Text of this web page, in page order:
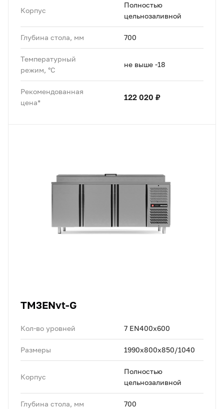
Корпус
Полностью
цельнозаливной
Глубина стола, мм 700
Температурный
режим, °C
не выше -18
Рекомендованная
цена*
122 020 ₽
TM3ENvt-G
Кол-во уровней 7 EN400х600
Размеры 1990х800x850/1040
Корпус
Полностью
цельнозаливной
Глубина стола, мм 700